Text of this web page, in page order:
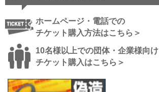
ホームページ・電話での
チケット購入方法はこちら＞
10名様以上での団体・企業様向け
チケット購入はこちら＞